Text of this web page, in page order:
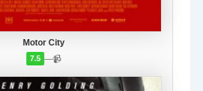
Motor City
7.5 —📹